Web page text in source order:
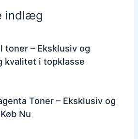
indlæg
toner – Eksklusiv og
kvalitet i topklasse
Toner – Eksklusiv og
Nu